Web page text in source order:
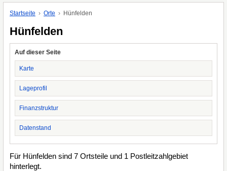
Startseite Orte Hünfelden
Hünfelden
Auf dieser Seite
Karte
Lageprofil
Finanzstruktur
Datenstand
Für Hünfelden sind 7 Ortsteile und 1 Postleitzahlgebiet
hinterlegt.